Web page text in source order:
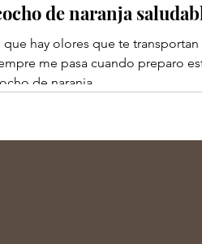
de naranja
que hay olores que te transportan
me pasa cuando preparo
de naranja...